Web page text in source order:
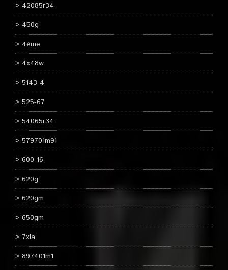
42085r34
450g
4ème
4x48w
5143-4
525-67
54065r34
579701m91
600-16
620g
620gm
650gm
7xla
897401m1